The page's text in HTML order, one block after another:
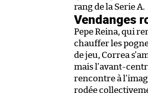
rang de la Serie A.
Vendanges
Pepe Reina, qui
chauffer les
de jeu, Correa
mais l’avant-
rencontre à
rodée